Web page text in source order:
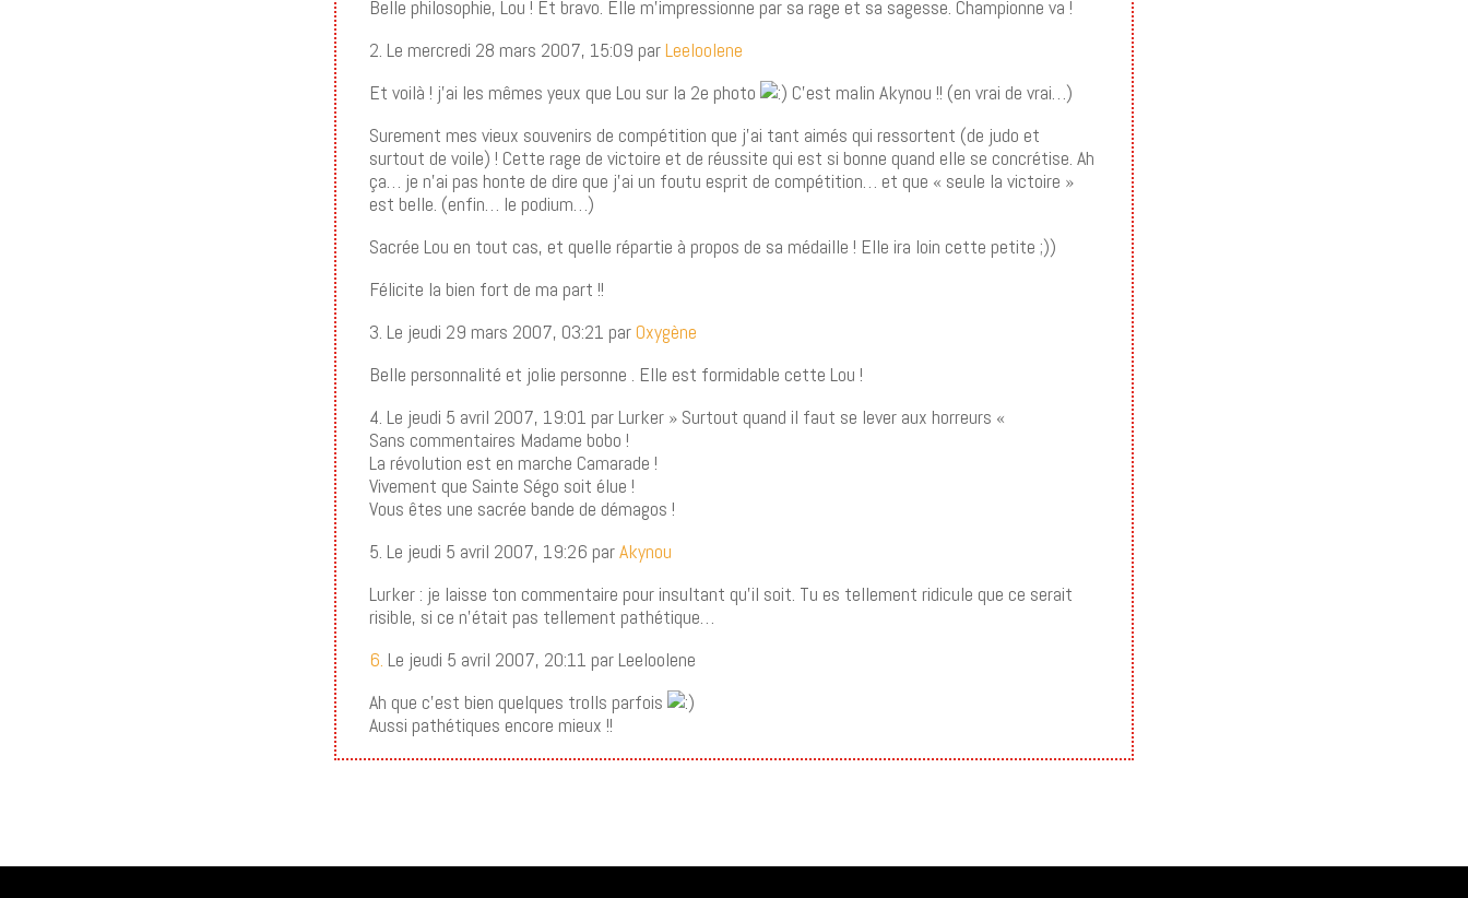
Belle philosophie, Lou ! Et bravo. Elle m’impressionne par sa rage et sa sagesse. Championne va !
2. Le mercredi 28 mars 2007, 15:09 parLeeloolene
Et voilà ! j’ai les mêmes yeux que Lou sur la 2e photo
C’est malin Akynou !! (en vrai de vrai…)
Surement mes vieux souvenirs de compétition que j’ai tant aimés qui ressortent (de judo et
surtout de voile) ! Cette rage de victoire et de réussite qui est si bonne quand elle se concrétise. Ah
ça… je n’ai pas honte de dire que j’ai un foutu esprit de compétition… et que « seule la victoire »
est belle. (enfin… le podium…)
Sacrée Lou en tout cas, et quelle répartie à propos de sa médaille ! Elle ira loin cette petite ;))
Félicite la bien fort de ma part !!
3. Le jeudi 29 mars 2007, 03:21 parOxygène
Belle personnalité et jolie personne . Elle est formidable cette Lou !
4. Le jeudi 5 avril 2007, 19:01 par Lurker » Surtout quand il faut se lever aux horreurs «
Sans commentaires Madame bobo !
La révolution est en marche Camarade !
Vivement que Sainte Ségo soit élue !
Vous êtes une sacrée bande de démagos !
5. Le jeudi 5 avril 2007, 19:26 parAkynou
Lurker : je laisse ton commentaire pour insultant qu’il soit. Tu es tellement ridicule que ce serait
risible, si ce n’était pas tellement pathétique…
6. Le jeudi 5 avril 2007, 20:11 par Leeloolene
Ah que c’est bien quelques trolls parfois
Aussi pathétiques encore mieux !!